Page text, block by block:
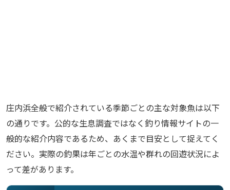
庄内浜全般で紹介されている季節ごとの主な対象魚は以下
の通りです。公的な生息調査ではなく釣り情報サイトの一
般的な紹介内容であるため、あくまで目安として捉えてく
ださい。実際の釣果は年ごとの水温や群れの回遊状況によ
って差があります。